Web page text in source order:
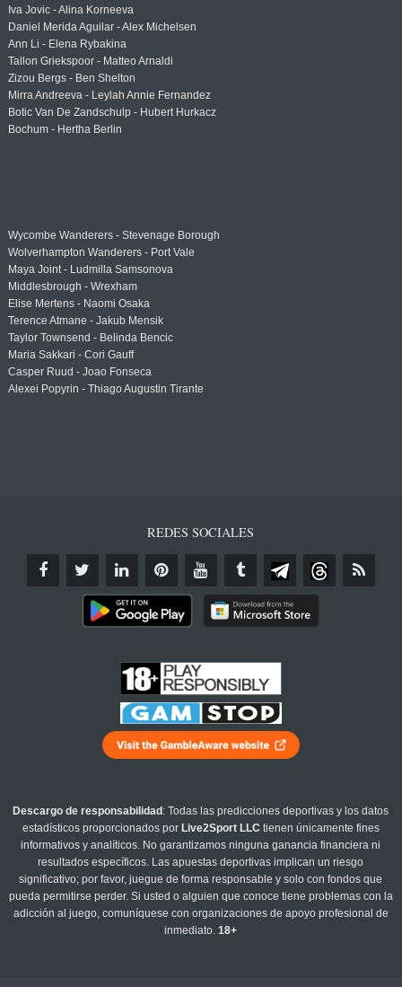
Iva Jovic - Alina Korneeva
Daniel Merida Aguilar - Alex Michelsen
Ann Li - Elena Rybakina
Tallon Griekspoor - Matteo Arnaldi
Zizou Bergs - Ben Shelton
Mirra Andreeva - Leylah Annie Fernandez
Botic Van De Zandschulp - Hubert Hurkacz
Bochum - Hertha Berlin
Wycombe Wanderers - Stevenage Borough
Wolverhampton Wanderers - Port Vale
Maya Joint - Ludmilla Samsonova
Middlesbrough - Wrexham
Elise Mertens - Naomi Osaka
Terence Atmane - Jakub Mensik
Taylor Townsend - Belinda Bencic
Maria Sakkari - Cori Gauff
Casper Ruud - Joao Fonseca
Alexei Popyrin - Thiago Augustin Tirante
REDES SOCIALES
Descargo de responsabilidad : Todas las predicciones deportivas y los datos
estadísticos proporcionados por Live2Sport LLC tienen únicamente fines
informativos y analíticos. No garantizamos ninguna ganancia financiera ni
resultados específicos. Las apuestas deportivas implican un riesgo
significativo; por favor, juegue de forma responsable y solo con fondos que
pueda permitirse perder. Si usted o alguien que conoce tiene problemas con la
adicción al juego, comuníquese con organizaciones de apoyo profesional de
inmediato.18+